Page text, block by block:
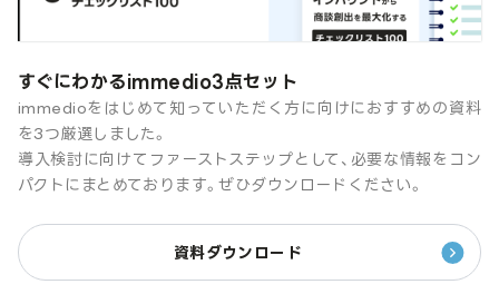
すぐにわかるimmedio3点セット
immedioをはじめて知っていただく方に向けにおすすめの資料
を3つ厳選しました。
導入検討に向けてファーストステップとして、必要な情報をコン
パクトにまとめております。ぜひダウンロードください。
資料ダウンロード